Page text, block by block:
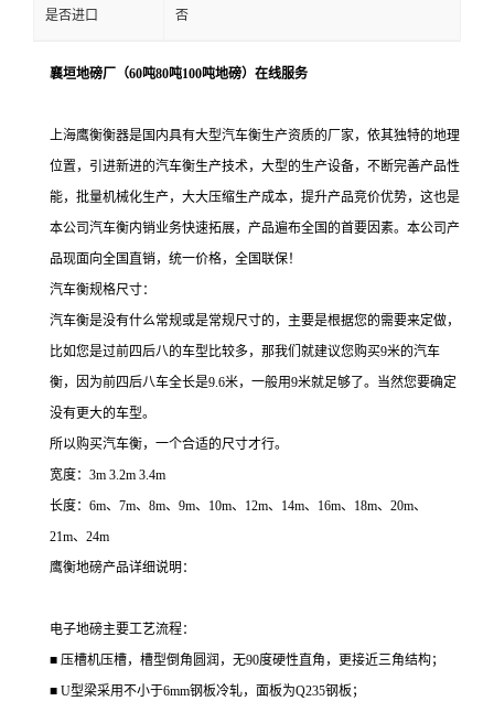
是否进口 否
襄垣地磅厂（60吨80吨100吨地磅）在线服务
上海鹰衡衡器是国内具有大型汽车衡生产资质的厂家，依其独特的地理
位置，引进新进的汽车衡生产技术，大型的生产设备，不断完善产品性
能，批量机械化生产，大大压缩生产成本，提升产品竞价优势，这也是
本公司汽车衡内销业务快速拓展，产品遍布全国的首要因素。本公司产
品现面向全国直销，统一价格，全国联保！
汽车衡规格尺寸：
汽车衡是没有什么常规或是常规尺寸的，主要是根据您的需要来定做，
比如您是过前四后八的车型比较多，那我们就建议您购买9米的汽车
衡，因为前四后八车全长是9.6米，一般用9米就足够了。当然您要确定
没有更大的车型。
所以购买汽车衡，一个合适的尺寸才行。
宽度： 3m 3.2m 3.4m
长度： 6m、 7m、 8m、 9m、 10m、 12m、 14m、 16m、 18m、 20m、
21m、 24m
鹰衡地磅产品详细说明：
电子地磅主要工艺流程：
■ 压槽机压槽，槽型倒角圆润，无90度硬性直角，更接近三角结构；
■ U型梁采用不小于6mm钢板冷轧，面板为Q235钢板；